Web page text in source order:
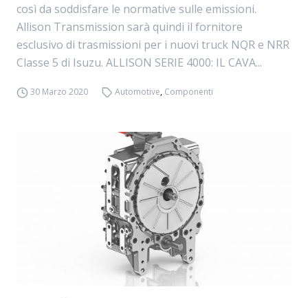
così da soddisfare le normative sulle emissioni.
Allison Transmission sarà quindi il fornitore
esclusivo di trasmissioni per i nuovi truck NQR e NRR
Classe 5 di Isuzu. ALLISON SERIE 4000: IL CAVA...
30 Marzo 2020 Automotive, Componenti